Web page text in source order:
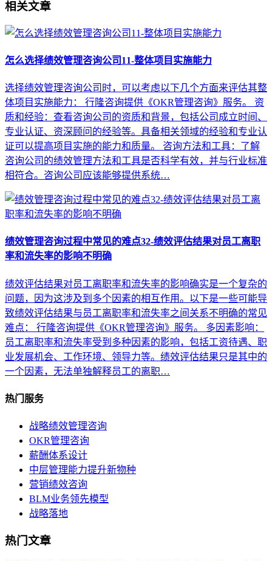
相关文章
怎么选择绩效管理咨询公司11-整体项目实施能力
选择绩效管理咨询公司时，可以考虑以下几个方面来评估其整
体项目实施能力： 行隆咨询提供《OKR管理咨询》服务。 资
质和经验：查看咨询公司的资质和背景，包括公司成立时间、
专业认证、资深顾问的经验等。具备相关领域的经验和专业认
证可以提高项目实施的能力和质量。 咨询方法和工具：了解
咨询公司的绩效管理方法和工具是否科学有效，并与行业标准
相符合。咨询公司应该能够提供系统…
绩效管理咨询过程中常见的难点32-绩效评估结果对员工离职
率和流失率的影响不明确
绩效评估结果对员工离职率和流失率的影响确实是一个复杂的
问题，因为这涉及到多个因素的相互作用。以下是一些可能导
致绩效评估结果与员工离职率和流失率之间关系不明确的常见
难点： 行隆咨询提供《OKR管理咨询》服务。 多因素影响：
员工离职率和流失率受到多种因素的影响，包括工资待遇、职
业发展机会、工作环境、领导力等。绩效评估结果只是其中的
一个因素，无法单独解释员工的离职…
热门服务
战略绩效管理咨询
OKR管理咨询
薪酬体系设计
中层管理能力提升新物种
营销绩效咨询
BLM业务领先模型
战略落地
热门文章